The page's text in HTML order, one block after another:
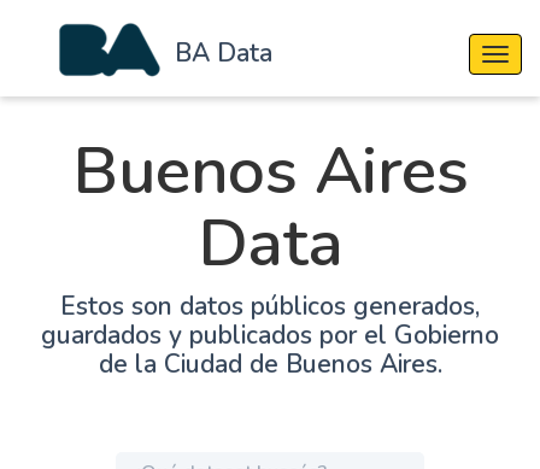
BA Data
Buenos Aires
Data
Estos son datos públicos generados,
guardados y publicados por el Gobierno
de la Ciudad de Buenos Aires.